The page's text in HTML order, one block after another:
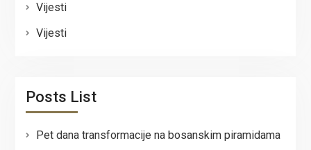
Vijesti
Vijesti
Posts List
Pet dana transformacije na bosanskim piramidama